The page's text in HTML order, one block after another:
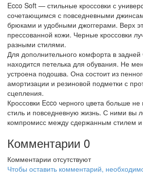
Ecco Soft — стильные кроссовки с
сочетающимся с повседневными
брюками и удобными джоггерами. Верх
прессованной кожи. Черные кроссовки
разными стилями.
Для дополнительного комфорта в задней
находится петелька для обувания. Не
устроена подошва. Она состоит из
амортизации и резиновой подметки с
сцепления.
Кроссовки Ecco черного цвета больше
стиль и повседневную жизнь. С ними вы
компромисс между сдержанным стилем
Комментарии 0
Комментарии отсутствуют
Чтобы оставить комментарий,